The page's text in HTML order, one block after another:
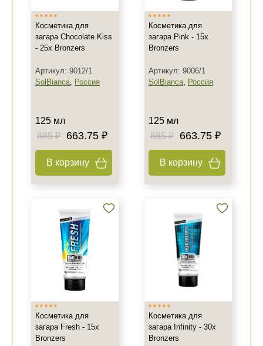
Косметика для
загара Chocolate Kiss
- 25x Bronzers
Артикул: 9012/1
SolBianca, Россия
125 мл
885 ₽
663.75 ₽
В корзину
Косметика для
загара Pink - 15x
Bronzers
Артикул: 9006/1
SolBianca, Россия
125 мл
885 ₽
663.75 ₽
В корзину
Косметика для
загара Fresh - 15x
Bronzers
Косметика для
загара Infinity - 30x
Bronzers